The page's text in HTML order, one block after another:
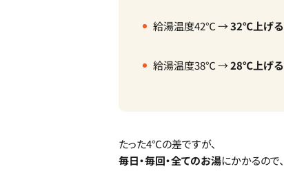
給湯温度42℃ →32℃上げる
給湯温度38℃ →28℃上げる
たった4℃の差ですが、
毎日・毎回・全てのお湯にかかるので、